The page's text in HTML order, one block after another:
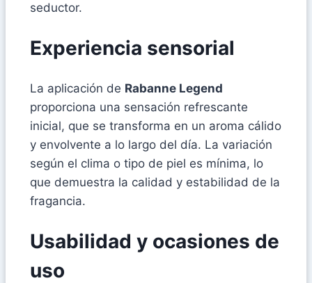
seductor.
Experiencia sensorial
La aplicación de Rabanne Legend
proporciona una sensación refrescante
inicial, que se transforma en un aroma cálido
y envolvente a lo largo del día. La variación
según el clima o tipo de piel es mínima, lo
que demuestra la calidad y estabilidad de la
fragancia.
Usabilidad y ocasiones de
uso